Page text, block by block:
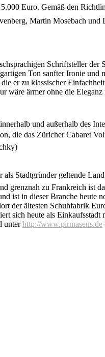
Euro. Gemäß den
Martin Mosebach
Schriftsteller der
Ton sanfter Ironie und
er zu klassischer
wäre ärmer ohne die
und außerhalb des
die das Züricher Cabaret
als Stadtgründer geltende
grenznah zu Frankreich ist
ist in dieser Branche heute
der ältesten Schuhfabrik
sich heute als Einkaufsstadt
unterhttp://www.pirmasens.de